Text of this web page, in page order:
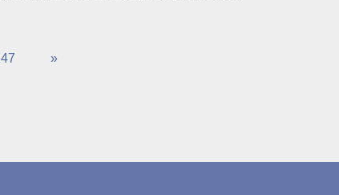
органов власти Сахалинской области - 4,5
»